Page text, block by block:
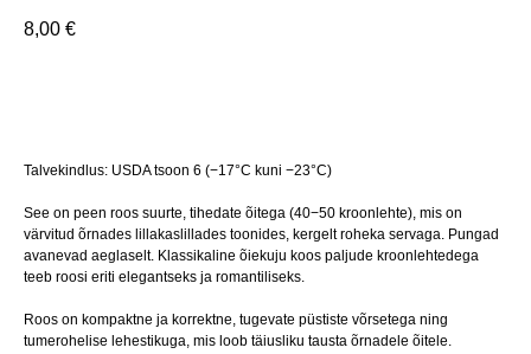
8,00 €
Talvekindlus: USDA tsoon 6 (−17°C kuni −23°C)
See on peen roos suurte, tihedate õitega (40−50 kroonlehte), mis on
värvitud õrnades lillakaslillades toonides, kergelt roheka servaga. Pungad
avanevad aeglaselt. Klassikaline õiekuju koos paljude kroonlehtedega
teeb roosi eriti elegantseks ja romantiliseks.
Roos on kompaktne ja korrektne, tugevate püstiste võrsetega ning
tumerohelise lehestikuga, mis loob täiusliku tausta õrnadele õitele.